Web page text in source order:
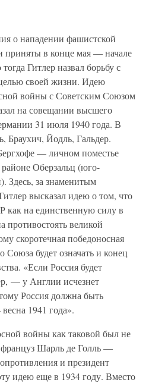
о нападении фашистской
в конце мая — начале
Гитлер назвал борьбу с
своей жизни. Идею
войны с Советским Союзом
на совещании высшего
31 июля 1940 года. В
Браухич, Йодль, Гальдер.
— личном поместье
Оберзальц (юго-
Здесь, за знаменитым
высказал идею о том, что
на единственную силу в
противостоять великой
скоротечная победоносная
Союза будет означать и конец
«Если Россия будет
— у Англии исчезнет
Россия должна быть
1941 года».
войны как таковой был не
Шарль де Голль —
и президент
идею еще в 1934 году. Вместо